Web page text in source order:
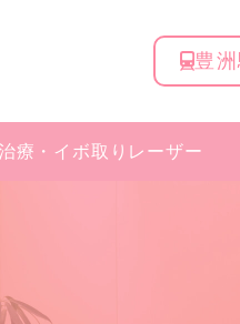
豊
療・ イボ取りレーザー